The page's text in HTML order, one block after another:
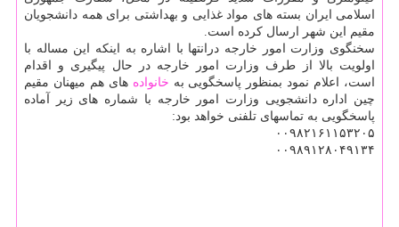
اسلامی ایران بسته های مواد غذایی و بهداشتی برای همه دانشجویان
مقیم این شهر ارسال كرده است.
سخنگوی وزارت امور خارجه درانتها با اشاره به اینكه این مساله با
اولویت بالا از طرف وزارت امور خارجه در حال پیگیری و اقدام
است، اعلام نمود بمنظور پاسخگویی به خانواده های هم میهنان مقیم
چین اداره دانشجویی وزارت امور خارجه با شماره های زیر آماده
پاسخگویی به تماسهای تلفنی خواهد بود:
۰۰۹۸۲۱۶۱۱۵۳۲۰۵
۰۰۹۸۹۱۲۸۰۴۹۱۳۴